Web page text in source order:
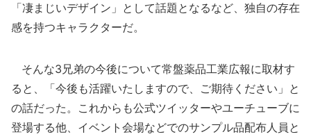
「凄まじいデザイン」として話題となるなど、独自の存在
感を持つキャラクターだ。
そんな3兄弟の今後について常盤薬品工業広報に取材す
ると、「今後も活躍いたしますので、ご期待ください」と
の話だった。これからも公式ツイッターやユーチューブに
登場する他、イベント会場などでのサンプル品配布人員と